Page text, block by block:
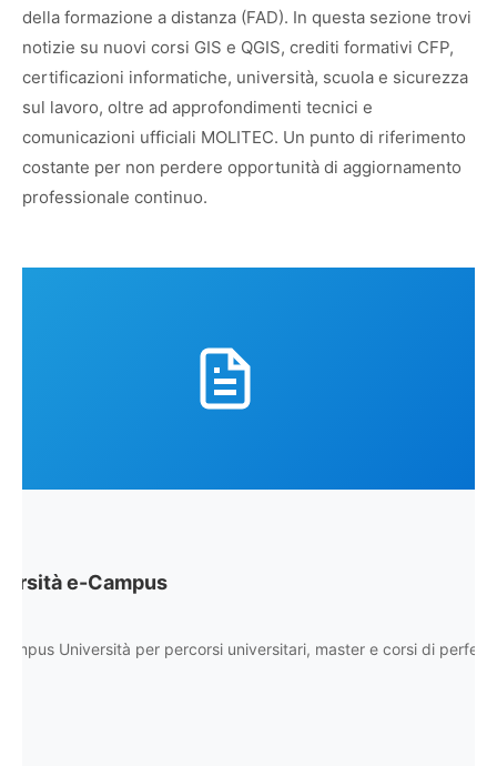
della formazione a distanza (FAD). In questa sezione trovi
notizie su nuovi corsi GIS e QGIS, crediti formativi CFP,
certificazioni informatiche, università, scuola e sicurezza
sul lavoro, oltre ad approfondimenti tecnici e
comunicazioni ufficiali MOLITEC. Un punto di riferimento
costante per non perdere opportunità di aggiornamento
professionale continuo.
e-Campus
Università per percorsi universitari, master e corsi di